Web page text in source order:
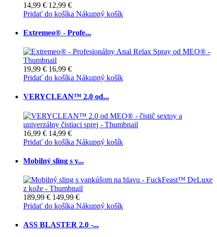
14,99 € 12,99 €
Pridať do košíka Nákupný košík
Extremeo® - Profe...
19,99 € 16,99 €
Pridať do košíka Nákupný košík
VERYCLEAN™ 2.0 od...
16,99 € 14,99 €
Pridať do košíka Nákupný košík
Mobilný sling s v...
189,99 € 149,99 €
Pridať do košíka Nákupný košík
ASS BLASTER 2.0 -...